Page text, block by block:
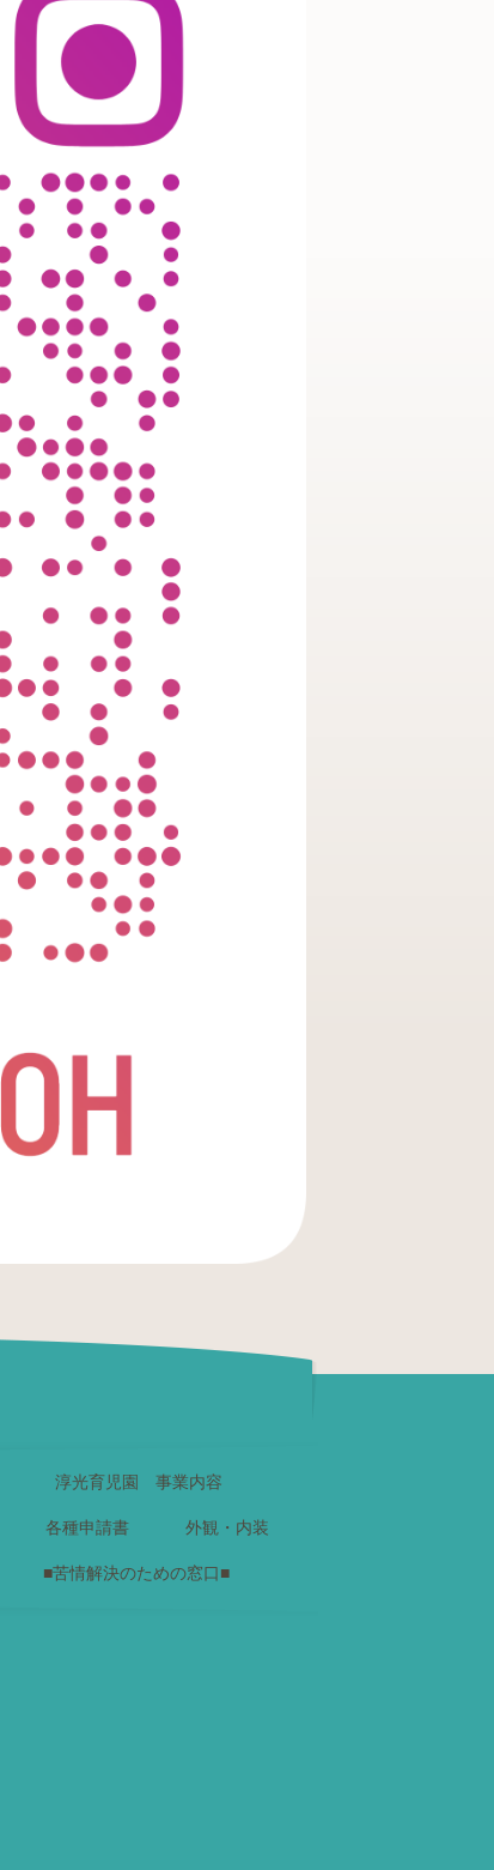
淳光育児園 事業内容
各種申請書 外観・内装
■苦情解決のための窓口■